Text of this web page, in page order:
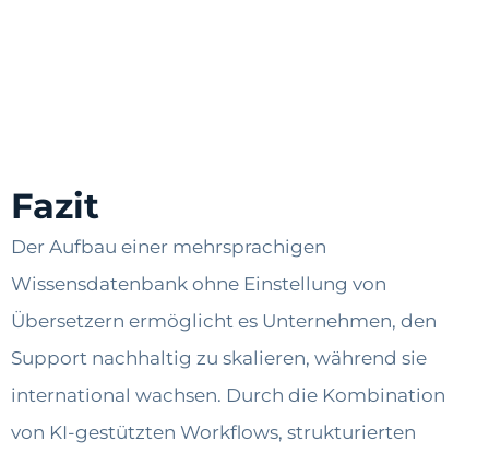
Fazit
Der Aufbau einer mehrsprachigen
Wissensdatenbank ohne Einstellung von
Übersetzern ermöglicht es Unternehmen, den
Support nachhaltig zu skalieren, während sie
international wachsen. Durch die Kombination
von KI-gestützten Workflows, strukturierten